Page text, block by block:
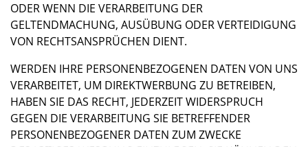
ODER WENN DIE VERARBEITUNG DER
GELTENDMACHUNG, AUSÜBUNG ODER VERTEIDIGUNG
VON RECHTSANSPRÜCHEN DIENT.
WERDEN IHRE PERSONENBEZOGENEN DATEN VON UNS
VERARBEITET, UM DIREKTWERBUNG ZU BETREIBEN,
HABEN SIE DAS RECHT, JEDERZEIT WIDERSPRUCH
GEGEN DIE VERARBEITUNG SIE BETREFFENDER
PERSONENBEZOGENER DATEN ZUM ZWECKE